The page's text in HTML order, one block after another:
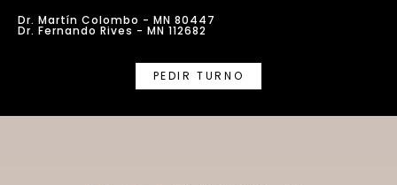
Dr. Martín Colombo - MN 80447
Dr. Fernando Rives - MN 112682
PEDIR TURNO